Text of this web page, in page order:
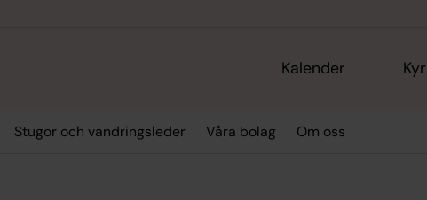
Kalender
Stugor och vandringsleder Våra bolag Om oss